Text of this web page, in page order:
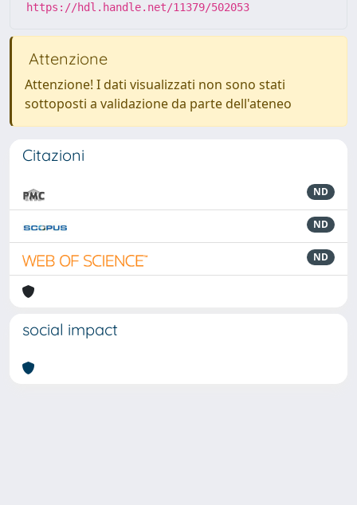
https://hdl.handle.net/11379/502053
Attenzione
Attenzione! I dati visualizzati non sono stati
sottoposti a validazione da parte dell'ateneo
Citazioni
ND
ND
ND
social impact